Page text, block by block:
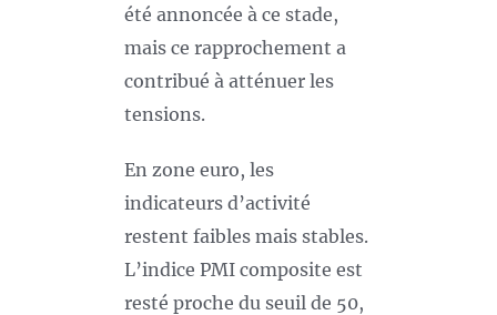
été annoncée à ce stade,
mais ce rapprochement a
contribué à atténuer les
tensions.
En zone euro, les
indicateurs d’activité
restent faibles mais stables.
L’indice PMI composite est
resté proche du seuil de 50,